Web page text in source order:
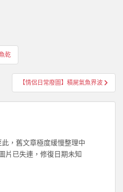
乾
【情侶日常廢圖】積屍氣魚界波
，舊文章極度緩慢整理中
片已失連，修復日期未知